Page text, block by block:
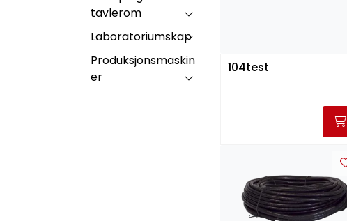
tavlerom
Laboratoriumskap
Produksjonsmaskin
er
104test